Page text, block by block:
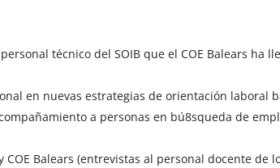
técnico del SOIB que el COE Balears ha
en nuevas estrategias de orientación laboral
a personas en bú8squeda de
COE Balears (entrevistas al personal docente de